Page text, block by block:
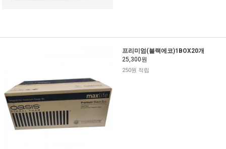
프리미엄(블랙에코)1BOX20개
25,300원
250원 적립